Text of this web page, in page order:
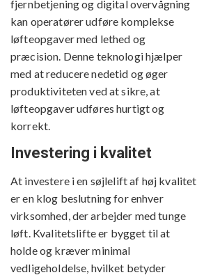
fjernbetjening og digital overvågning
kan operatører udføre komplekse
løfteopgaver med lethed og
præcision. Denne teknologi hjælper
med at reducere nedetid og øger
produktiviteten ved at sikre, at
løfteopgaver udføres hurtigt og
korrekt.
Investering i kvalitet
At investere i en søjlelift af høj kvalitet
er en klog beslutning for enhver
virksomhed, der arbejder med tunge
løft. Kvalitetslifte er bygget til at
holde og kræver minimal
vedligeholdelse, hvilket betyder